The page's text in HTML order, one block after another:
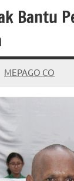
Bantu
MEPAGO CO